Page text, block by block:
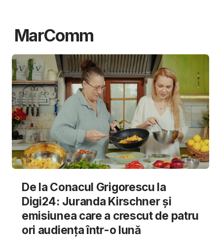
MarComm
De la Conacul Grigorescu la
Digi24: Juranda Kirschner și
emisiunea care a crescut de patru
ori audiența într-o lună